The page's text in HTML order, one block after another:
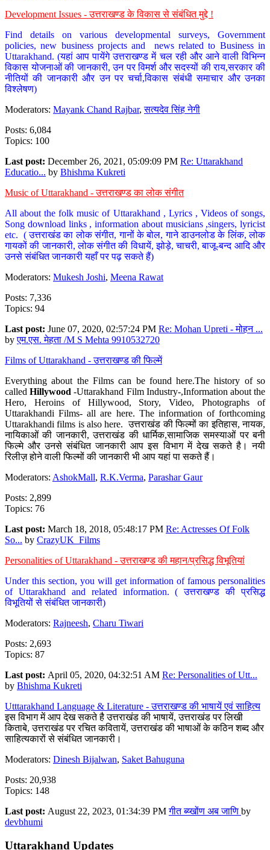
Development Issues - उत्तराखण्ड के विकास से संबंधित मुद्दे !
Find details on various developmental surveys, Government
policies, new business projects and news related to Business in
Uttarakhand. (यहां आप पायेंगे उत्तराखण्ड में चल रही और आने वाली विभिन्न
विकास योजनाओं की जानकारी, उन पर विमर्श और सदस्यों की राय,सरकार की
नीतियों की जानकारी और उन पर चर्चा,विकास संबंधी समाचार और उनका
विश्लेषण)
Moderators: Mayank Chand Rajbar,सत्यदेव सिंह नेगी
Posts: 6,084
Topics: 100
Last post: December 26, 2021, 05:09:09 PM Re: Uttarakhand
Educatio... by Bhishma Kukreti
Music of Uttarakhand - उत्तराखण्ड का लोक संगीत
All about the folk music of Uttarakhand , Lyrics , Videos of songs,
Song download links , information about musicians ,singers, lyricist
etc. ( उत्तराखंड का लोक संगीत, गानों के बोल, गाने डाउनलोड के लिंक, लोक
गायकों की जानकारी, लोक संगीत की विधायें, झोड़े, चाचरी, बाजू-बन्द आदि और
उनसे संबंधित जानकारी यहाँ पर पढ़ सकते हैं)
Moderators: Mukesh Joshi, Meena Rawat
Posts: 7,336
Topics: 94
Last post: June 07, 2020, 02:57:24 PM Re: Mohan Upreti - मोहन ...
byएम.एस. मेहता /M S Mehta 9910532720
Films of Uttarakhand - उत्तराखण्ड की फिल्में
Everything about the Films can be found here.The history of so
calledHillywood-Uttarakhand Film Industry-,Information about the
Hero, Heroins of Hillywood, Story, Video, Photographs of
Uttarakhandi Films- all are here. The information of forthcoming
Uttarakhandi films is also here. उत्तराखंड की फिल्मों का इतिहास, नायक,
नायिकाओं की जानकारी, उत्तराखंड की धार्मिक,सामाजिक समस्याओं पर बनी
फिल्मे और उनसे संबंधित जानकारी आप इस विभाग में देख सकते है। नयी
रिलीज़ होने वाली फिल्मों की जानकारी भी आप यहां पा सकते हैं।
Moderators: AshokMall, R.K.Verma, Parashar Gaur
Posts: 2,899
Topics: 76
Last post: March 18, 2018, 05:48:17 PM Re: Actresses Of Folk
So... by CrazyUK_Films
Personalities of Uttarakhand - उत्तराखण्ड की महान/प्रसिद्ध विभूतियां
Under this section, you will get information of famous personalities
of Uttarakhand and related information. ( उत्तराखण्ड की प्रसिद्ध
विभूतियों से संबंधित जानकारी)
Moderators: Rajneesh, Charu Tiwari
Posts: 2,693
Topics: 87
Last post: April 05, 2020, 04:32:51 AM Re: Personalities of Utt...
by Bhishma Kukreti
Utttarakhand Language & Literature - उत्तराखण्ड की भाषायें एवं साहित्य
इस विभाग में आप देख सकते है उत्तराखंड की भाषायें, उत्तराखंड पर लिखी
किताबे, उत्तराखंड पर रचित कवितायें, उत्तराखंड की भाषाओं के कठिन शब्द और
साहित्यकारों से संबंधित जानकारी।
Moderators: Dinesh Bijalwan, Saket Bahuguna
Posts: 20,938
Topics: 148
Last post: August 22, 2023, 01:34:39 PMगीत ब्य्खोंण अब जाणि by
devbhumi
Uttarakhand Updates